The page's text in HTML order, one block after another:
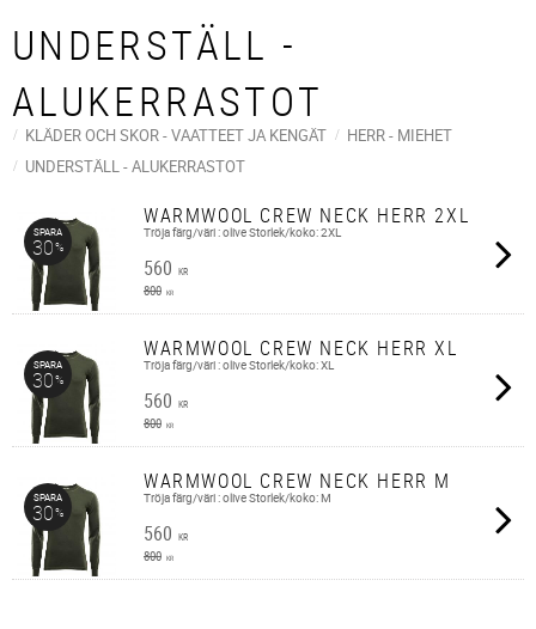
UNDERSTÄLL -
ALUKERRASTOT
KLÄDER OCH SKOR - VAATTEET JA KENGÄT
HERR - MIEHET
UNDERSTÄLL - ALUKERRASTOT
WARMWOOL CREW NECK HERR 2XL
Tröja färg/väri : olive Storlek/koko: 2XL
560 KR
800 KR
SPARA
30%
WARMWOOL CREW NECK HERR XL
Tröja färg/väri : olive Storlek/koko: XL
560 KR
800 KR
SPARA
30%
WARMWOOL CREW NECK HERR M
Tröja färg/väri : olive Storlek/koko: M
560 KR
800 KR
SPARA
30%